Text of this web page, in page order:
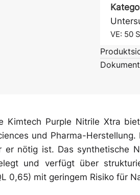
VE: 50
Kimtech Purple Nitrile Xtra
und Pharma-
er nötig ist. Das synthetische
und verfügt über
0,65) mit geringem Risiko für